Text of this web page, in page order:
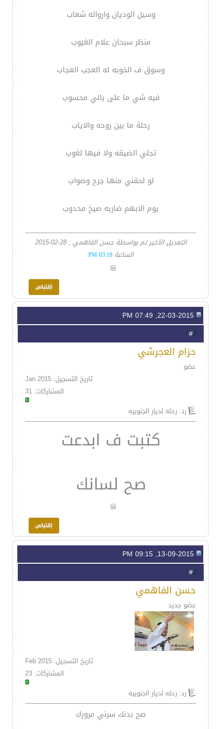
وسيل الوديان وارواله شعاب
منظر سبحان علام الغيوب
وسوق ف الخوبه له العجب العجاب
فيه شي ما على بالي محسوب
رحلة ما بين روحه والاياب
تجلي الضيقه ولا فيها لغوب
لو لحقني منها جرح وصواب
يوم الابهم ضاربه صيخ محدوب
التعديل الأخير تم بواسطة حسن الفاهمي ; 28-02-2015
الساعة03:18 PM
2
حزام العجرشي
عضو
تاريخ التسجيل: Jan 2015
المشاركات: 31
رد: رحله لديار الجنوبيه
كتبت ف ابدعت
صح لسانك
3
حسن الفاهمي
عضو جديد
تاريخ التسجيل: Feb 2015
المشاركات: 23
رد: رحله لديار الجنوبيه
صح بدنك سرني مرورك